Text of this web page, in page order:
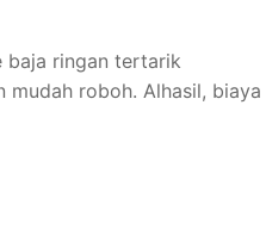
baja ringan tertarik
roboh. Alhasil, biaya